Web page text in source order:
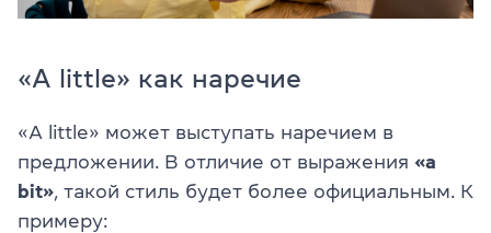
«A little» как наречие
«A little» может выступать наречием в
предложении. В отличие от выражения «a
bit», такой стиль будет более официальным. К
примеру: